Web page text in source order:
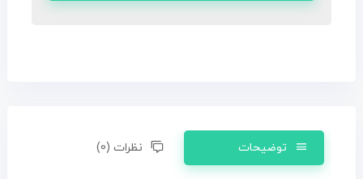
توضیحات نظرات (0)